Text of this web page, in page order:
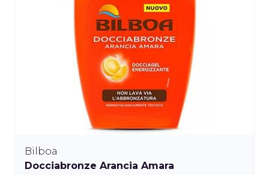
Bilboa
Docciabronze Arancia Amara